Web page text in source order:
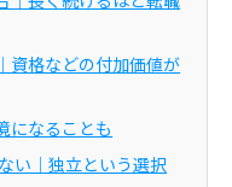
資格などの付加価値が
になることも
い｜独立という選択